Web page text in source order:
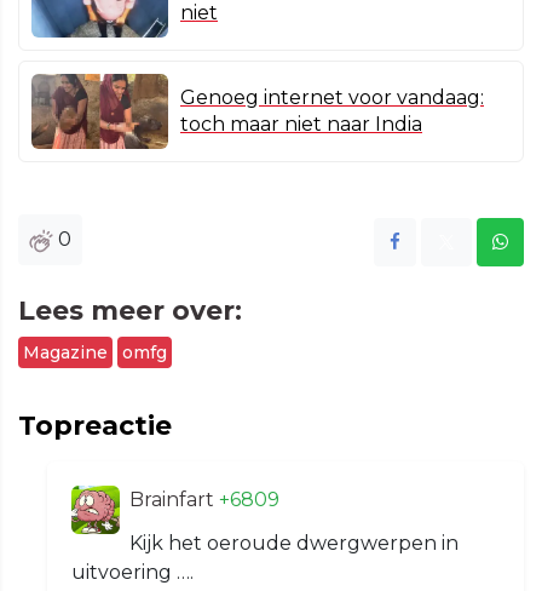
niet
Genoeg internet voor vandaag:
toch maar niet naar India
0
Lees meer over:
Magazine omfg
Topreactie
Brainfart +6809
Kijk het oeroude dwergwerpen in
uitvoering ….